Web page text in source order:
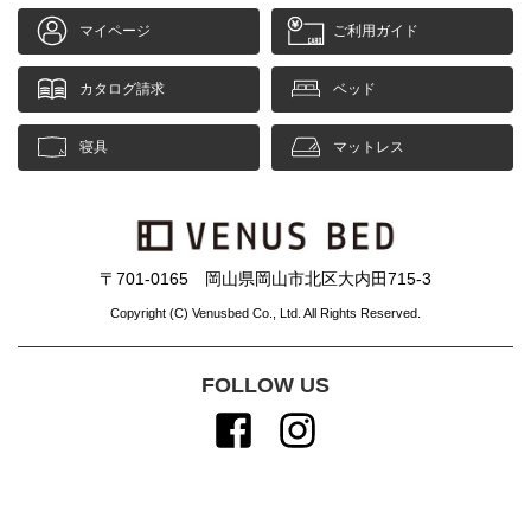
マイページ ご利用ガイド
カタログ請求 ベッド
寝具 マットレス
〒701-0165 岡山県岡山市北区大内田715-3
Copyright (C) Venusbed Co., Ltd. All Rights Reserved.
FOLLOW US